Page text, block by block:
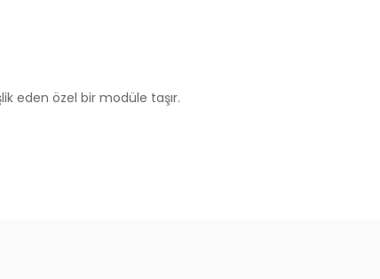
eden özel bir modüle taşır.